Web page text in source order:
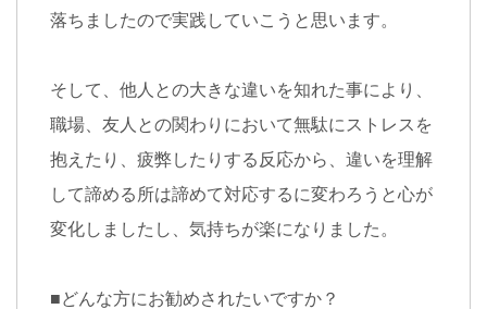
落ちましたので実践していこうと思います。
そして、他人との大きな違いを知れた事により、
職場、友人との関わりにおいて無駄にストレスを
抱えたり、 疲弊したりする反応から、 違いを理解
して諦める所は諦めて対応するに変わろうと心が
変化しましたし、 気持ちが楽になりました。
■どんな方にお勧めされたいですか？